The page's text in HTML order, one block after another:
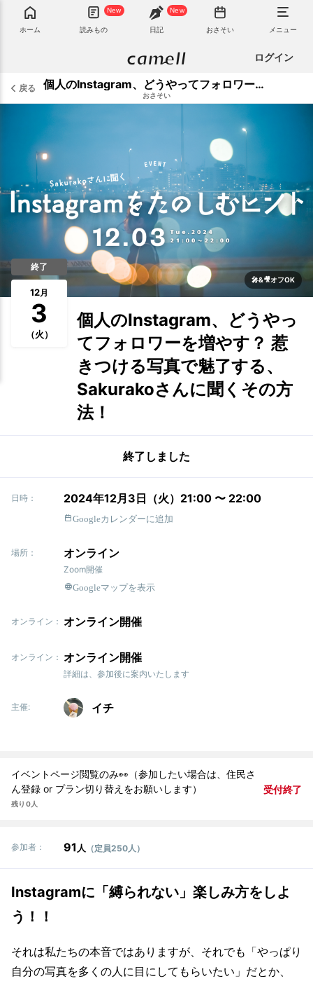
ホーム
New
読みもの
New
日記 おさそい メニュー
ログイン
戻る 個人のInstagram、どうやってフォロワーを増やす？ 惹きつける写真で魅了する、Sakurakoさんに聞くその方法！
おさそい
🎤&🎥オフOK
終了
12月
3
（火）
個人のInstagram、どうやっ
てフォロワーを増やす？ 惹
きつける写真で魅了する、
Sakurakoさんに聞くその方
法！
終了しました
日時： 2024年12月3日（火）21:00 〜 22:00
Googleカレンダーに追加
場所： オンライン
Zoom開催
Googleマップを表示
オンライン： オンライン開催
オンライン： オンライン開催
詳細は、参加後に案内いたします
主催: イチ
イベントページ閲覧のみ👀（参加したい場合は、住民さ
ん登録 or プラン切り替えをお願いします）
残り 0人
受付終了
参加者： 91人 （定員250人）
Instagramに「縛られない」楽しみ方をしよ
う！！
それは私たちの本音ではありますが、それでも「やっぱり
自分の写真を多くの人に目にしてもらいたい」だとか、